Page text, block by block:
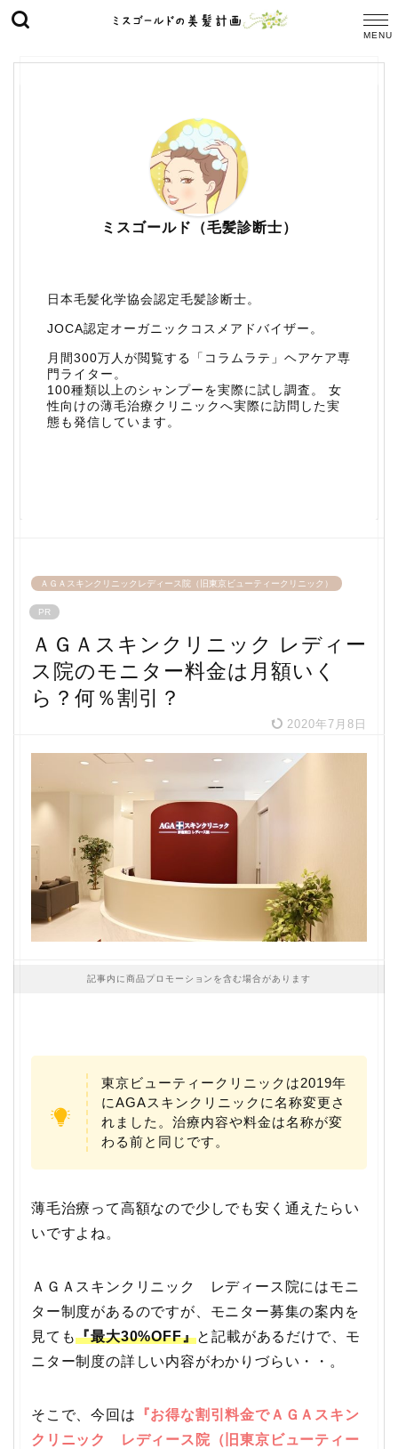
ミスゴールド（毛髪診断士）
日本毛髪化学協会認定毛髪診断士。
JOCA認定オーガニックコスメアドバイザー。
月間300万人が閲覧する「コラムラテ」ヘアケア専
門ライター。
100種類以上のシャンプーを実際に試し調査。 女
性向けの薄毛治療クリニックへ実際に訪問した実
態も発信しています。
ＡＧＡスキンクリニックレディース院（旧東京ビューティークリニック）
PR
ＡＧＡスキンクリニック レディー
ス院のモニター料金は月額いく
ら？何％割引？
2020年7月8日
記事内に商品プロモーションを含む場合があります
東京ビューティークリニックは2019年
にAGAスキンクリニックに名称変更さ
れました。治療内容や料金は名称が変
わる前と同じです。
薄毛治療って高額なので少しでも安く通えたらい
いですよね。
ＡＧＡスキンクリニック レディース院にはモニ
ター制度があるのですが、モニター募集の案内を
見ても『最大30%OFF』と記載があるだけで、モ
ニター制度の詳しい内容がわかりづらい・・。
そこで、今回は 『お得な割引料金でＡＧＡスキン
クリニック レディース院（旧東京ビューティー